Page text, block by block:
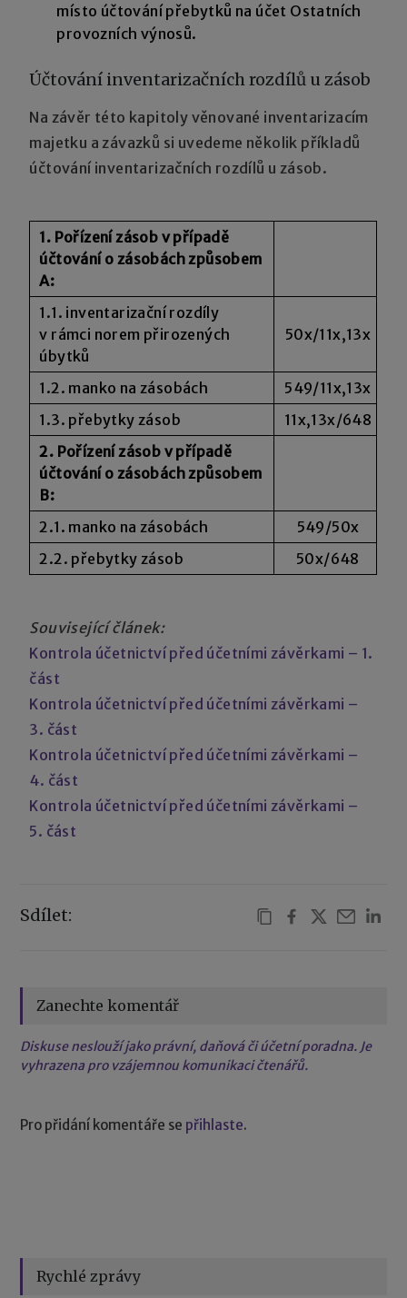
místo účtování přebytků na účet Ostatních
provozních výnosů.
Účtování inventarizačních rozdílů u zásob
Na závěr této kapitoly věnované inventarizacím
majetku a závazků si uvedeme několik příkladů
účtování inventarizačních rozdílů u zásob.
1. Pořízení zásob v případě
účtování o zásobách způsobem
A:
1.1. inventarizační rozdíly
v rámci norem přirozených
úbytků
50x/11x,13x
1.2. manko na zásobách
549/11x,13x
1.3. přebytky zásob
11x,13x/648
2. Pořízení zásob v případě
účtování o zásobách způsobem
B:
2.1. manko na zásobách
549/50x
2.2. přebytky zásob
50x/648
Související článek:
Kontrola účetnictví před účetními závěrkami – 1.
část
Kontrola účetnictví před účetními závěrkami –
3. část
Kontrola účetnictví před účetními závěrkami –
4. část
Kontrola účetnictví před účetními závěrkami –
5. část
Sdílet:
Zanechte komentář
Diskuse neslouží jako právní, daňová či účetní poradna. Je
vyhrazena pro vzájemnou komunikaci čtenářů.
Pro přidání komentáře se přihlaste.
Rychlé zprávy